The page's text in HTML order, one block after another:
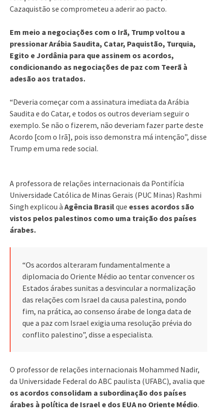
Cazaquistão se comprometeu a aderir ao pacto.
Em meio a negociações com o Irã, Trump voltou a
pressionar Arábia Saudita, Catar, Paquistão, Turquia,
Egito e Jordânia para que assinem os acordos,
condicionando as negociações de paz com Teerã à
adesão aos tratados.
“Deveria começar com a assinatura imediata da Arábia
Saudita e do Catar, e todos os outros deveriam seguir o
exemplo. Se não o fizerem, não deveriam fazer parte deste
Acordo [com o Irã], pois isso demonstra má intenção”, disse
Trump em uma rede social.
A professora de relações internacionais da Pontifícia
Universidade Católica de Minas Gerais (PUC Minas) Rashmi
Singh explicou à Agência Brasilque esses acordos são
vistos pelos palestinos como uma traição dos países
árabes.
“Os acordos alteraram fundamentalmente a
diplomacia do Oriente Médio ao tentar convencer os
Estados árabes sunitas a desvincular a normalização
das relações com Israel da causa palestina, pondo
fim, na prática, ao consenso árabe de longa data de
que a paz com Israel exigia uma resolução prévia do
conflito palestino”, disse a especialista.
O professor de relações internacionais Mohammed Nadir,
da Universidade Federal do ABC paulista (UFABC), avalia que
os acordos consolidam a subordinação dos países
árabes à política de Israel e dos EUA no Oriente Médio.